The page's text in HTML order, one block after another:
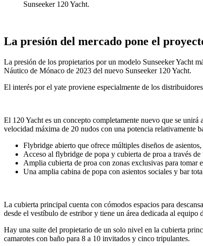
Sunseeker 120 Yacht.
La presión del mercado pone el
La presión de los propietarios por un modelo Sunseeker Yacht
Náutico de Mónaco de 2023 del nuevo Sunseeker 120 Yacht.
El interés por el yate proviene especialmente de los
El 120 Yacht es un concepto completamente nuevo que se
velocidad máxima de 20 nudos con una potencia relativamente
Flybridge abierto que ofrece múltiples diseños de
Acceso al flybridge de popa y cubierta de proa a través
Amplia cubierta de proa con zonas exclusivas para tomar
Una amplia cabina de popa con asientos sociales y bar
La cubierta principal cuenta con cómodos espacios para
desde el vestíbulo de estribor y tiene un área dedicada al equipo
Hay una suite del propietario de un solo nivel en la cubierta
camarotes con baño para 8 a 10 invitados y cinco tripulantes.